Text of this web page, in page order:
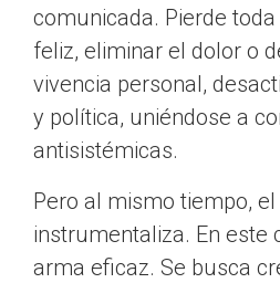
comunicada. Pierde
feliz, eliminar el dolor o
vivencia personal,
y política, uniéndose a
antisistémicas.
Pero al mismo tiempo,
instrumentaliza. En este
arma eficaz. Se busca